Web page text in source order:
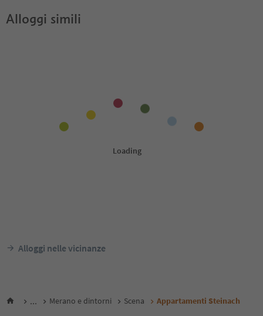
Alloggi simili
Alloggi nelle vicinanze
... Merano e dintorni Scena Appartamenti Steinach